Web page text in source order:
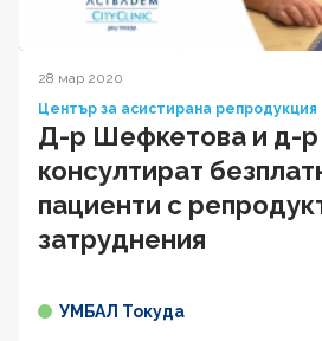
28 мар 2020
Център за асистирана репродукция
Д-р Шефкетова и д-
консултират
пациенти с
затруднения
УМБАЛ Токуда